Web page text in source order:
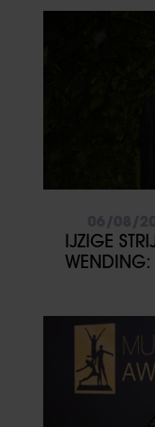
IJZIGE
WENDING: